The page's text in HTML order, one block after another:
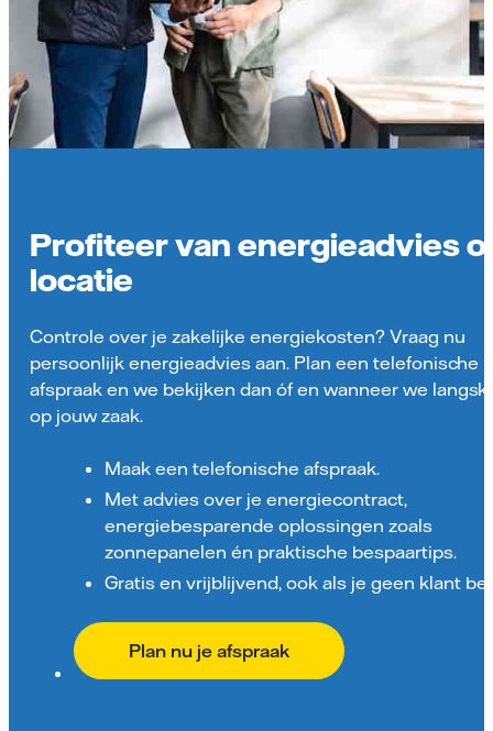
Profiteer van energieadvies
locatie
Controle over je zakelijke energiekosten? Vraag nu
persoonlijk energieadvies aan. Plan een telefonische
afspraak en we bekijken dan óf en wanneer we
op jouw zaak.
Maak een telefonische afspraak.
Met advies over je energiecontract,
energiebesparende oplossingen zoals
zonnepanelen én praktische bespaartips.
Gratis en vrijblijvend, ook als je geen klant
Plan nu je afspraak